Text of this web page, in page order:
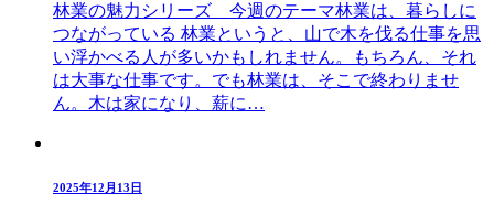
林業の魅力シリーズ 今週のテーマ林業は、暮らしに
つながっている 林業というと、山で木を伐る仕事を思
い浮かべる人が多いかもしれません。もちろん、それ
は大事な仕事です。でも林業は、そこで終わりませ
ん。木は家になり、薪に…
2025年12月13日